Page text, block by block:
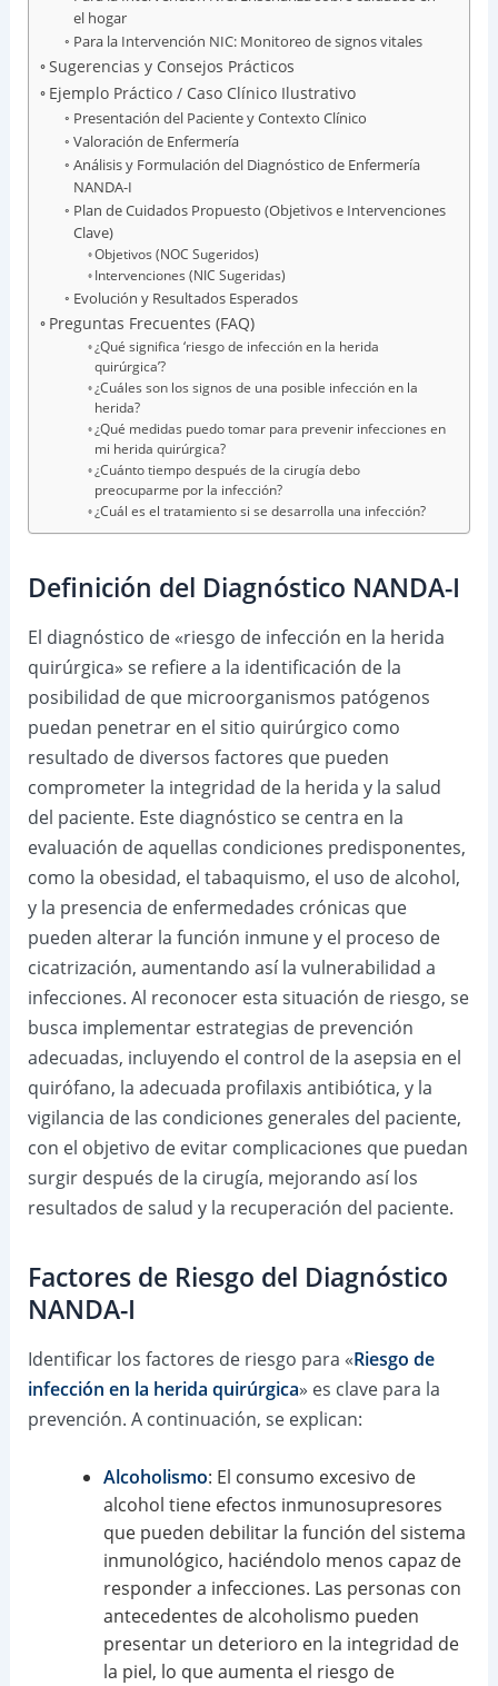
el hogar
Para la Intervención NIC: Monitoreo de signos vitales
Sugerencias y Consejos Prácticos
Ejemplo Práctico / Caso Clínico Ilustrativo
Presentación del Paciente y Contexto Clínico
Valoración de Enfermería
Análisis y Formulación del Diagnóstico de Enfermería
NANDA-I
Plan de Cuidados Propuesto (Objetivos e Intervenciones
Clave)
Objetivos (NOC Sugeridos)
Intervenciones (NIC Sugeridas)
Evolución y Resultados Esperados
Preguntas Frecuentes (FAQ)
¿Qué significa ‘riesgo de infección en la herida
quirúrgica’?
¿Cuáles son los signos de una posible infección en la
herida?
¿Qué medidas puedo tomar para prevenir infecciones en
mi herida quirúrgica?
¿Cuánto tiempo después de la cirugía debo
preocuparme por la infección?
¿Cuál es el tratamiento si se desarrolla una infección?
Definición del Diagnóstico NANDA-I
El diagnóstico de «riesgo de infección en la herida
quirúrgica» se refiere a la identificación de la
posibilidad de que microorganismos patógenos
puedan penetrar en el sitio quirúrgico como
resultado de diversos factores que pueden
comprometer la integridad de la herida y la salud
del paciente. Este diagnóstico se centra en la
evaluación de aquellas condiciones predisponentes,
como la obesidad, el tabaquismo, el uso de alcohol,
y la presencia de enfermedades crónicas que
pueden alterar la función inmune y el proceso de
cicatrización, aumentando así la vulnerabilidad a
infecciones. Al reconocer esta situación de riesgo, se
busca implementar estrategias de prevención
adecuadas, incluyendo el control de la asepsia en el
quirófano, la adecuada profilaxis antibiótica, y la
vigilancia de las condiciones generales del paciente,
con el objetivo de evitar complicaciones que puedan
surgir después de la cirugía, mejorando así los
resultados de salud y la recuperación del paciente.
Factores de Riesgo del Diagnóstico
NANDA-I
Identificar los factores de riesgo para «Riesgo de
infección en la herida quirúrgica» es clave para la
prevención. A continuación, se explican:
Alcoholismo: El consumo excesivo de
alcohol tiene efectos inmunosupresores
que pueden debilitar la función del sistema
inmunológico, haciéndolo menos capaz de
responder a infecciones. Las personas con
antecedentes de alcoholismo pueden
presentar un deterioro en la integridad de
la piel, lo que aumenta el riesgo de